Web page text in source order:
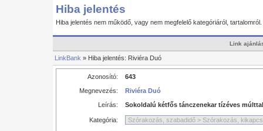
Hiba jelentés
Hiba jelentés nem működő, vagy nem megfelelő kategóriáról, tartalomról.
Link
LinkBank » Hiba jelentés: Riviéra Duó
Azonosító:
643
Megnevezés:
Riviéra Duó
Leírás:
Sokoldalú kétfős tánczenekar tízéves
Kategória: